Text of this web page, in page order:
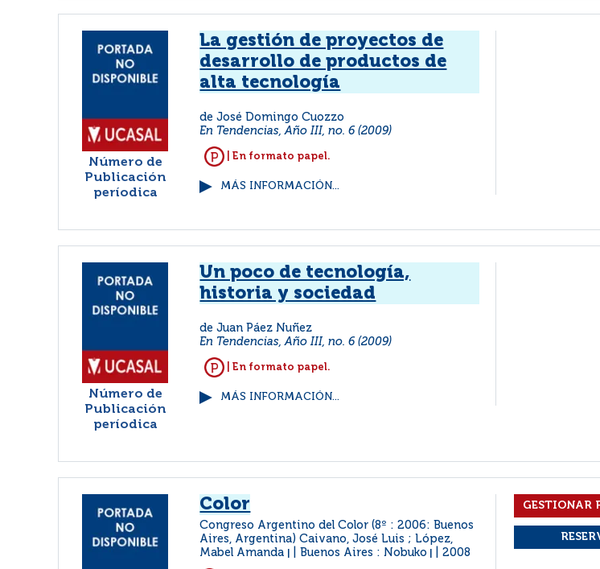
Número de
Publicación
períodica
La gestión de proyectos de
desarrollo de productos de
alta tecnología
de José Domingo Cuozzo
En Tendencias, Año III, no. 6 (2009)
| En formato papel.
MÁS INFORMACIÓN...
Número de
Publicación
períodica
Un poco de tecnología,
historia y sociedad
de Juan Páez Nuñez
En Tendencias, Año III, no. 6 (2009)
| En formato papel.
MÁS INFORMACIÓN...
Color
Congreso Argentino del Color (8º : 2006: Buenos
Aires, Argentina) Caivano, José Luis ; López,
Mabel Amanda
Buenos Aires : Nobuko 2008